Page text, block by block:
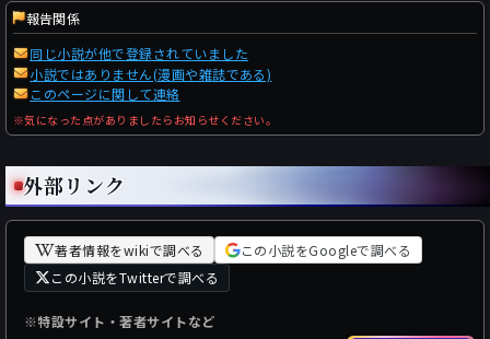
報告関係
同じ小説が他で登録されていました
小説ではありません(漫画や雑誌である)
このページに関して連絡
※気になった点がありましたらお知らせください。
外部リンク
著者情報をwikiで調べる
この小説をGoogleで調べる
この小説をTwitterで調べる
※特設サイト・著者サイトなど